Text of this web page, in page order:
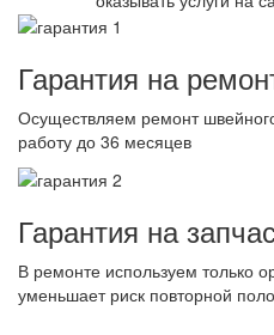
Гарантия на
Осуществляем ремонт
работу до 36 месяцев
Гарантия на
В ремонте используем только
уменьшает риск повторной